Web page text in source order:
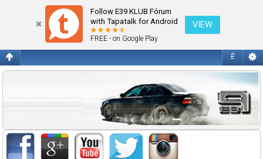
Follow E39 KLUB Fórum
with Tapatalk for Android
FREE - on Google Play
VIEW
#
NEM MŰKÖDIK! MI LEHET A BAJ? (E60-E61)